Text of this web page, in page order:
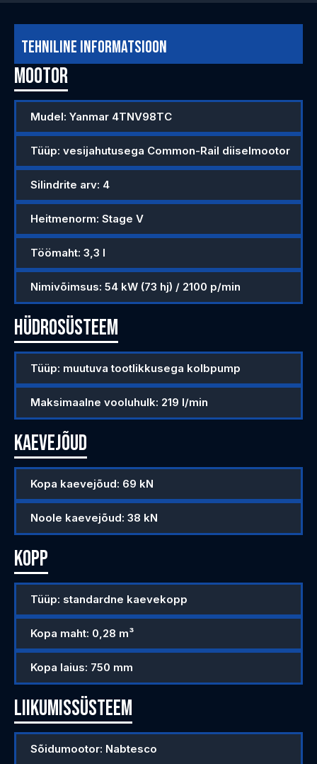
Tehniline informatsioon
Mootor
Mudel: Yanmar 4TNV98TC
Tüüp: vesijahutusega Common-Rail diiselmootor
Silindrite arv: 4
Heitmenorm: Stage V
Töömaht: 3,3 l
Nimivõimsus: 54 kW (73 hj) / 2100 p/min
Hüdrosüsteem
Tüüp: muutuva tootlikkusega kolbpump
Maksimaalne vooluhulk: 219 l/min
Kaevejõud
Kopa kaevejõud: 69 kN
Noole kaevejõud: 38 kN
Kopp
Tüüp: standardne kaevekopp
Kopa maht: 0,28 m³
Kopa laius: 750 mm
Liikumissüsteem
Sõidumootor: Nabtesco